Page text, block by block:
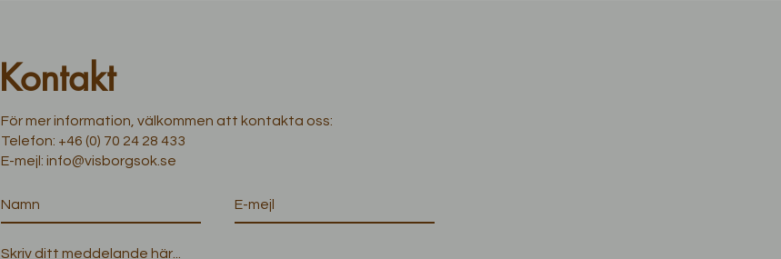
Kontakt
För mer information, välkommen att kontakta oss:
Telefon: +46 (0) 70 24 28 433
E-mejl:info@visborgsok.se